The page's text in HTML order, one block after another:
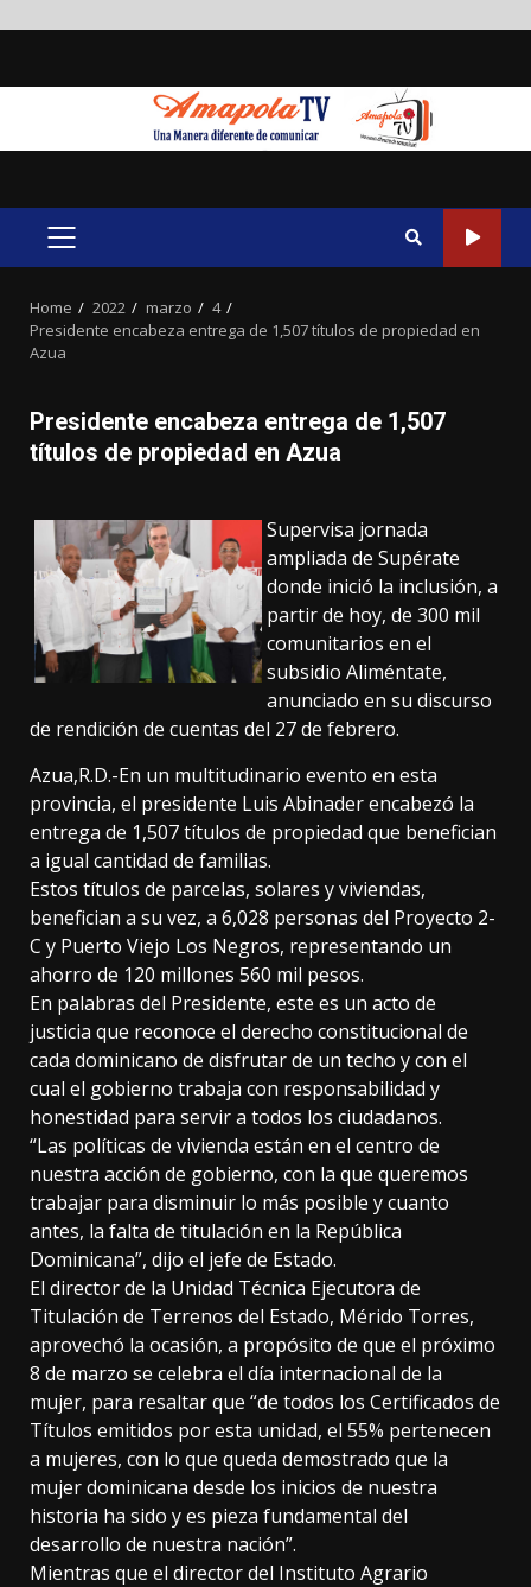
PRIMARY
Home 2022 marzo
4
Presidente encabeza entrega de 1,507 títulos de propiedad en
Azua
Presidente encabeza entrega de 1,507
títulos de propiedad en Azua
Supervisa jornada
ampliada de Supérate
donde inició la inclusión, a
partir de hoy, de 300 mil
comunitarios en el
subsidio Aliméntate,
anunciado en su discurso
de rendición de cuentas del 27 de febrero.
Azua,R.D.-En un multitudinario evento en esta
provincia, el presidente Luis Abinader encabezó la
entrega de 1,507 títulos de propiedad que benefician
a igual cantidad de familias.
Estos títulos de parcelas, solares y viviendas,
benefician a su vez, a 6,028 personas del Proyecto 2-
C y Puerto Viejo Los Negros, representando un
ahorro de 120 millones 560 mil pesos.
En palabras del Presidente, este es un acto de
justicia que reconoce el derecho constitucional de
cada dominicano de disfrutar de un techo y con el
cual el gobierno trabaja con responsabilidad y
honestidad para servir a todos los ciudadanos.
“Las políticas de vivienda están en el centro de
nuestra acción de gobierno, con la que queremos
trabajar para disminuir lo más posible y cuanto
antes, la falta de titulación en la República
Dominicana”, dijo el jefe de Estado.
El director de la Unidad Técnica Ejecutora de
Titulación de Terrenos del Estado, Mérido Torres,
aprovechó la ocasión, a propósito de que el próximo
8 de marzo se celebra el día internacional de la
mujer, para resaltar que “de todos los Certificados de
Títulos emitidos por esta unidad, el 55% pertenecen
a mujeres, con lo que queda demostrado que la
mujer dominicana desde los inicios de nuestra
historia ha sido y es pieza fundamental del
desarrollo de nuestra nación”.
Mientras que el director del Instituto Agrario